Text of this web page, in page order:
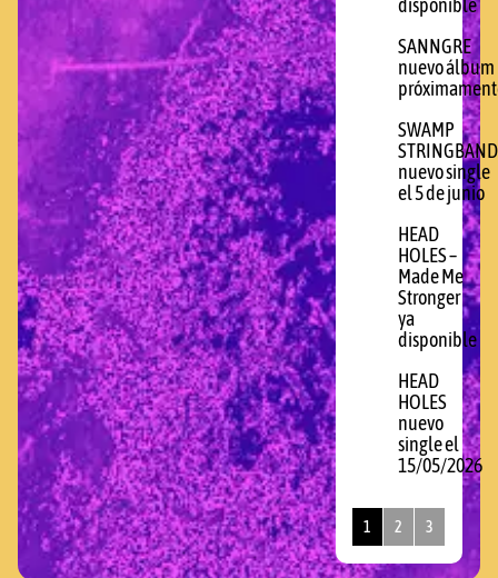
disponible
SANNGRE
nuevo álbum
SWAMP
STRINGBAND
nuevo single
el 5 de junio
HEAD
HOLES –
Made Me
Stronger
ya
disponible
HEAD
HOLES
nuevo
single el
15/05/2026
1 2 3